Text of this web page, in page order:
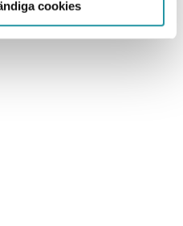
cookies